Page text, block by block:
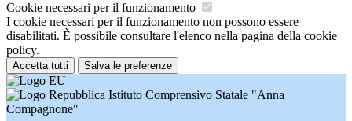
Cookie necessari per il funzionamento
I cookie necessari per il funzionamento non possono essere
disabilitati. È possibile consultare l'elenco nella pagina della cookie
policy.
Accetta tutti Salva le preferenze
Istituto Comprensivo Statale "Anna
Compagnone"